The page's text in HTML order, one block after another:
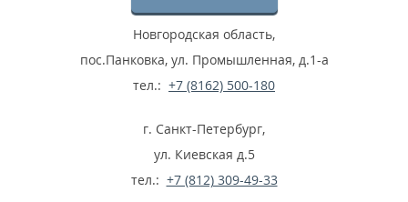
Фрезеровка деталей
Термообработка металла
Новгородская область,
пос.Панковка, ул. Промышленная, д.1-а
тел.: +7 (8162) 500-180
г. Санкт-Петербург,
ул. Киевская д.5
тел.: +7 (812) 309-49-33